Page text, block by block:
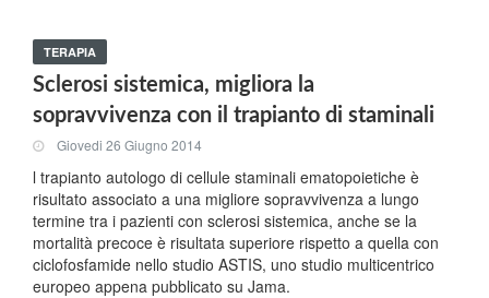
TERAPIA
Sclerosi sistemica, migliora la
sopravvivenza con il trapianto di staminali
Giovedi 26 Giugno 2014
l trapianto autologo di cellule staminali ematopoietiche è
risultato associato a una migliore sopravvivenza a lungo
termine tra i pazienti con sclerosi sistemica, anche se la
mortalità precoce è risultata superiore rispetto a quella con
ciclofosfamide nello studio ASTIS, uno studio multicentrico
europeo appena pubblicato su Jama.